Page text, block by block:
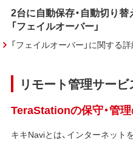
2台に自動保存・自動切り
「フェイルオーバー」
「フェイルオーバー」に関する
リモート管理サービ
TeraStationの保守・管
キキNaviとは、インターネット